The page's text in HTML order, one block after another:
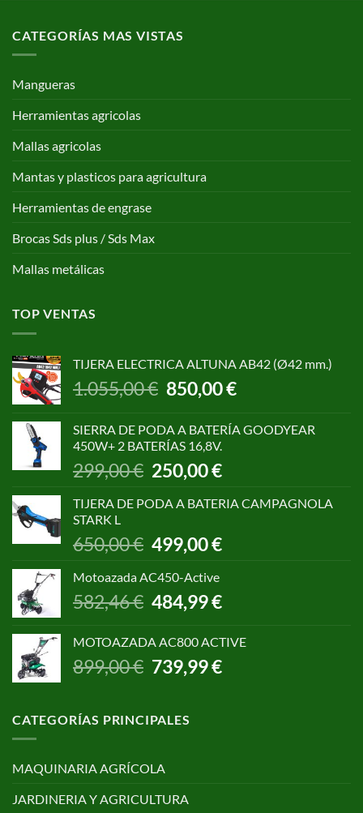
CATEGORÍAS MAS VISTAS
Mangueras
Herramientas agricolas
Mallas agricolas
Mantas y plasticos para agricultura
Herramientas de engrase
Brocas Sds plus / Sds Max
Mallas metálicas
TOP VENTAS
TIJERA ELECTRICA ALTUNA AB42 (Ø42 mm.)
1.055,00€ El
precio
era:
1.055,00 €.
850,00€El
precio
es:
SIERRA DE PODA A BATERÍA GOODYEAR
450W+ 2 BATERÍAS 16,8V.
299,00€ El
precio
original
299,00 €.
250,00€El
precio
actual
250,00 €.
TIJERA DE PODA A BATERIA CAMPAGNOLA
STARK L
650,00€
El
precio
original
650,00 €.
499,00€El
precio
499,00 €.
Motoazada AC450-Active
582,46€
El
precio
era:
582,46 €.
484,99€El
precio
es:
484,99 €.
MOTOAZADA AC800 ACTIVE
899,00€ El
precio
era:
899,00 €.
739,99€El
precio
CATEGORÍAS PRINCIPALES
MAQUINARIA AGRÍCOLA
JARDINERIA Y AGRICULTURA